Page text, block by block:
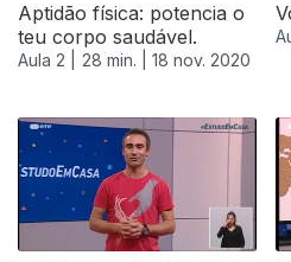
Aptidão física: potencia o
teu corpo saudável.
Aula 2 | 28 min. | 18 nov. 2020